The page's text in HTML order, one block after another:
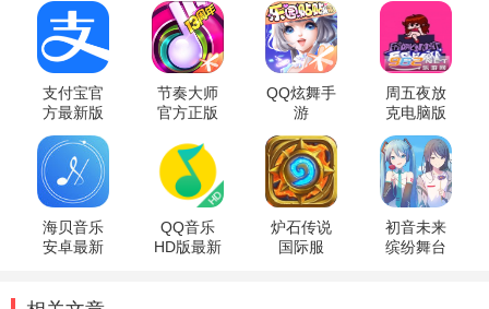
支付宝官
方最新版
节奏大师
官方正版
QQ炫舞手
游
周五夜放
克电脑版
海贝音乐
安卓最新
QQ音乐
HD版最新
炉石传说
国际服
初音未来
缤纷舞台